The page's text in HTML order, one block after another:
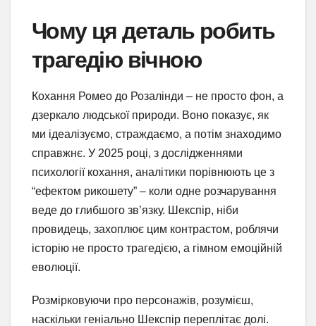
Чому ця деталь робить
трагедію вічною
Кохання Ромео до Розалінди – не просто фон, а
дзеркало людської природи. Воно показує, як
ми ідеалізуємо, страждаємо, а потім знаходимо
справжнє. У 2025 році, з дослідженнями
психології кохання, аналітики порівнюють це з
“ефектом рикошету” – коли одне розчарування
веде до глибшого зв’язку. Шекспір, ніби
провидець, захоплює цим контрастом, роблячи
історію не просто трагедією, а гімном емоційній
еволюції.
Розмірковуючи про персонажів, розумієш,
наскільки геніально Шекспір переплітає долі.